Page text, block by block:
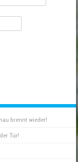
brennt wieder!
Tür!